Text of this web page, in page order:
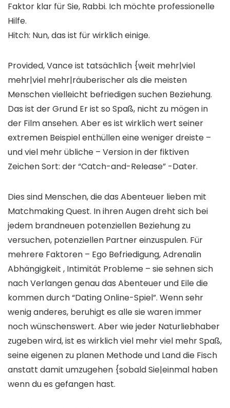
Faktor klar für Sie, Rabbi. Ich möchte professionelle
Hilfe.
Hitch: Nun, das ist für wirklich einige.
Provided, Vance ist tatsächlich {weit mehr|viel
mehr|viel mehr|räuberischer als die meisten
Menschen vielleicht befriedigen suchen Beziehung.
Das ist der Grund Er ist so Spaß, nicht zu mögen in
der Film ansehen. Aber es ist wirklich wert seiner
extremen Beispiel enthüllen eine weniger dreiste –
und viel mehr übliche – Version in der fiktiven
Zeichen Sort: der “Catch-and-Release” -Dater.
Dies sind Menschen, die das Abenteuer lieben mit
Matchmaking Quest. In ihren Augen dreht sich bei
jedem brandneuen potenziellen Beziehung zu
versuchen, potenziellen Partner einzuspulen. Für
mehrere Faktoren – Ego Befriedigung, Adrenalin
Abhängigkeit , Intimität Probleme – sie sehnen sich
nach Verlangen genau das Abenteuer und Eile die
kommen durch “Dating Online-Spiel”. Wenn sehr
wenig anderes, beruhigt es alle sie waren immer
noch wünschenswert. Aber wie jeder Naturliebhaber
zugeben wird, ist es wirklich viel mehr viel mehr Spaß,
seine eigenen zu planen Methode und Land die Fisch
anstatt damit umzugehen {sobald Sie|einmal haben
wenn du es gefangen hast.